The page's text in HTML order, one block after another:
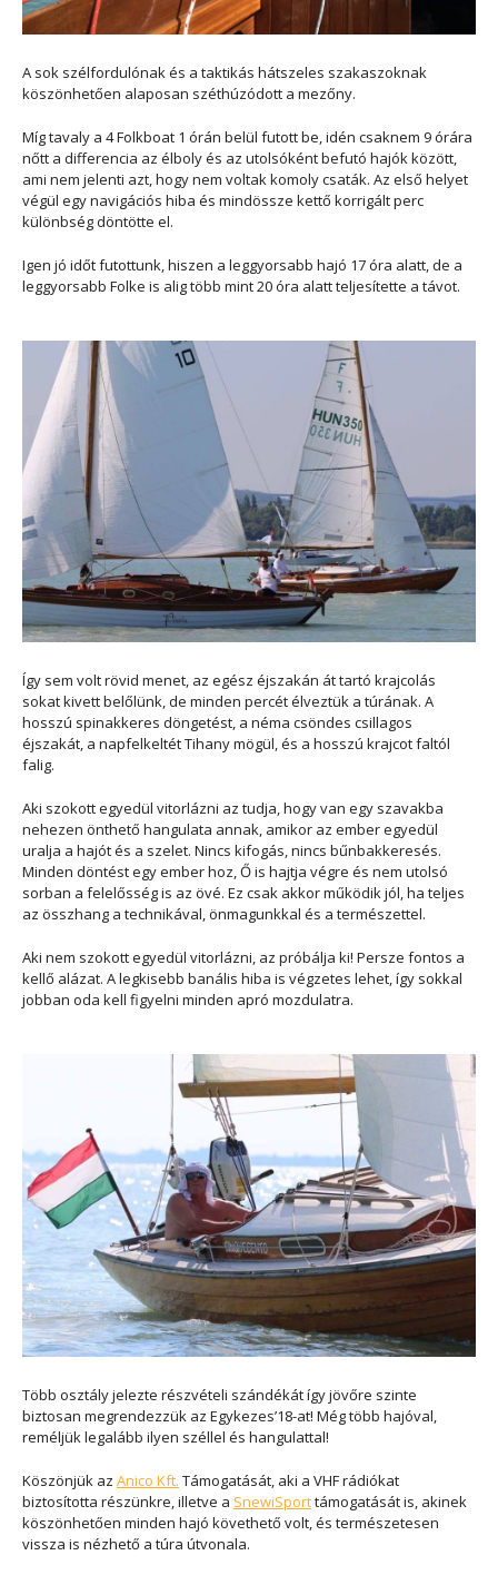
A sok szélfordulónak és a taktikás hátszeles szakaszoknak
köszönhetően alaposan széthúzódott a mezőny.
Míg tavaly a 4 Folkboat 1 órán belül futott be, idén csaknem 9 órára
nőtt a differencia az élboly és az utolsóként befutó hajók között,
ami nem jelenti azt, hogy nem voltak komoly csaták. Az első helyet
végül egy navigációs hiba és mindössze kettő korrigált perc
különbség döntötte el.
Igen jó időt futottunk, hiszen a leggyorsabb hajó 17 óra alatt, de a
leggyorsabb Folke is alig több mint 20 óra alatt teljesítette a távot.
Így sem volt rövid menet, az egész éjszakán át tartó krajcolás
sokat kivett belőlünk, de minden percét élveztük a túrának. A
hosszú spinakkeres döngetést, a néma csöndes csillagos
éjszakát, a napfelkeltét Tihany mögül, és a hosszú krajcot faltól
falig.
Aki szokott egyedül vitorlázni az tudja, hogy van egy szavakba
nehezen önthető hangulata annak, amikor az ember egyedül
uralja a hajót és a szelet. Nincs kifogás, nincs bűnbakkeresés.
Minden döntést egy ember hoz, Ő is hajtja végre és nem utolsó
sorban a felelősség is az övé. Ez csak akkor működik jól, ha teljes
az összhang a technikával, önmagunkkal és a természettel.
Aki nem szokott egyedül vitorlázni, az próbálja ki! Persze fontos a
kellő alázat. A legkisebb banális hiba is végzetes lehet, így sokkal
jobban oda kell figyelni minden apró mozdulatra.
Több osztály jelezte részvételi szándékát így jövőre szinte
biztosan megrendezzük az Egykezes’18-at! Még több hajóval,
reméljük legalább ilyen széllel és hangulattal!
Köszönjük az Anico Kft. Támogatását, aki a VHF rádiókat
biztosította részünkre, illetve a SnewiSporttámogatását is, akinek
köszönhetően minden hajó követhető volt, és természetesen
vissza is nézhető a túra útvonala.